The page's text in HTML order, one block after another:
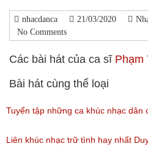
nhacdanca 21/03/2020
No Comments
Các bài hát của ca sĩ Phạm
Bài hát cùng thể loại
Tuyển tập những ca khúc nhạc dân
(Lượt nghe: 277)
Liên khúc nhạc trữ tình hay nhất